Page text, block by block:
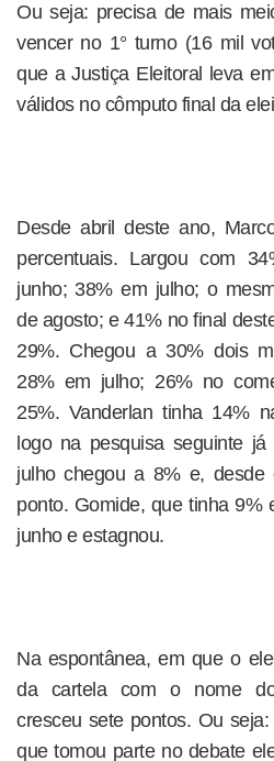
Ou seja: precisa de mais
vencer no 1° turno (16 mil
que a Justiça Eleitoral leva
válidos no cômputo final da
Desde abril deste ano,
percentuais. Largou com
junho; 38% em julho; o
de agosto; e 41% no final
29%. Chegou a 30% dois
28% em julho; 26% no
25%. Vanderlan tinha 14%
logo na pesquisa seguinte
julho chegou a 8% e, desde
ponto. Gomide, que tinha 9%
junho e estagnou.
Na espontânea, em que o
da cartela com o nome
cresceu sete pontos. Ou
que tomou parte no debate